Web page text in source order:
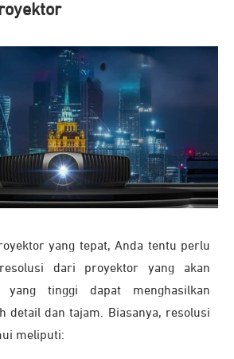
yang tepat, Anda tentu perlu
dari proyektor yang akan
yang tinggi dapat menghasilkan
detail dan tajam. Biasanya, resolusi
meliputi: